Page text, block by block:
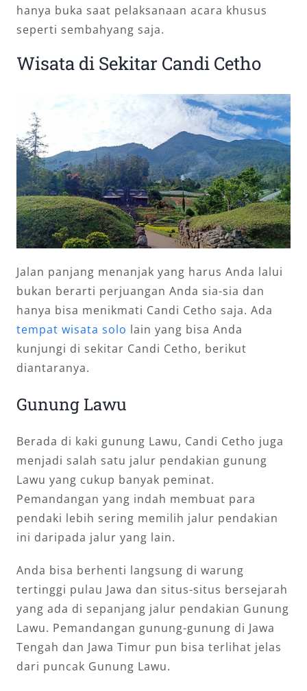
hanya buka saat pelaksanaan acara khusus
seperti sembahyang saja.
Wisata di Sekitar Candi Cetho
Jalan panjang menanjak yang harus Anda lalui
bukan berarti perjuangan Anda sia-sia dan
hanya bisa menikmati Candi Cetho saja. Ada
tempat wisata solo lain yang bisa Anda
kunjungi di sekitar Candi Cetho, berikut
diantaranya.
Gunung Lawu
Berada di kaki gunung Lawu, Candi Cetho juga
menjadi salah satu jalur pendakian gunung
Lawu yang cukup banyak peminat.
Pemandangan yang indah membuat para
pendaki lebih sering memilih jalur pendakian
ini daripada jalur yang lain.
Anda bisa berhenti langsung di warung
tertinggi pulau Jawa dan situs-situs bersejarah
yang ada di sepanjang jalur pendakian Gunung
Lawu. Pemandangan gunung-gunung di Jawa
Tengah dan Jawa Timur pun bisa terlihat jelas
dari puncak Gunung Lawu.